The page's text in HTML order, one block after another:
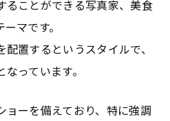
ることができる写真家、美食
マです。
配置するというスタイルで、
なっています。
ョーを備えており、特に強調